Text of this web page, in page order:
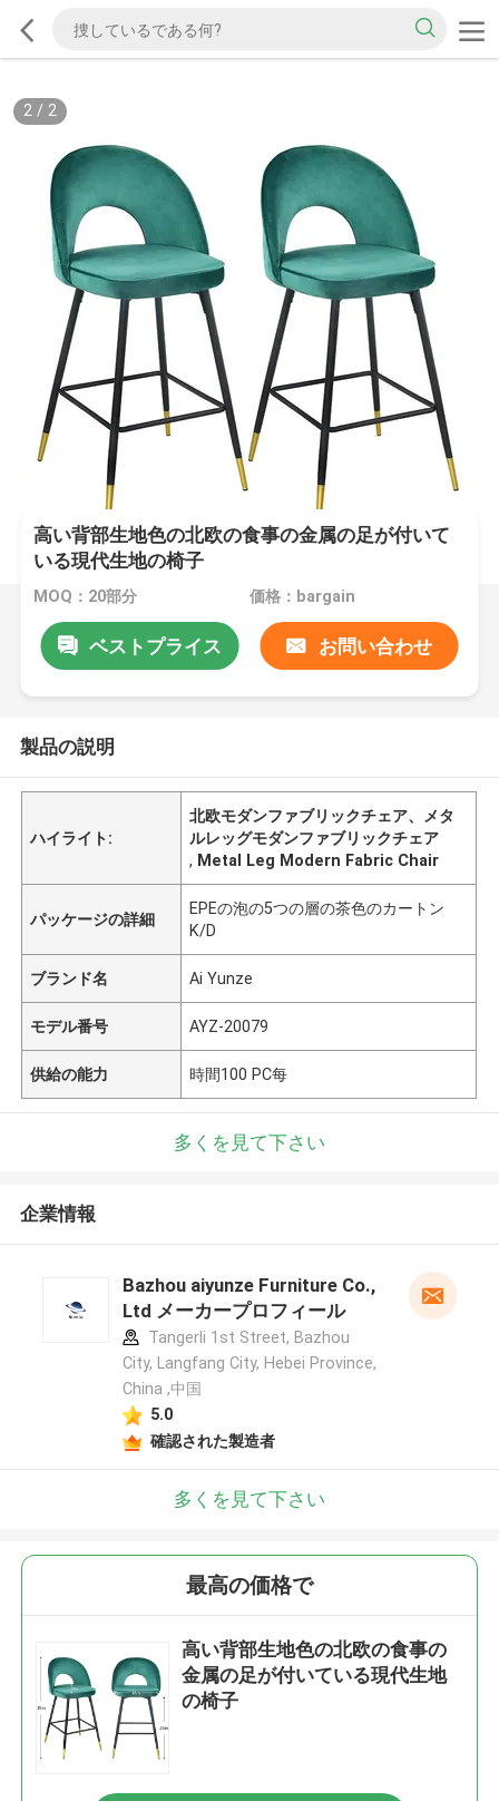
2/ 2
高い背部生地色の北欧の食事の金属の足が付いて
いる現代生地の椅子
MOQ：20部分 価格：bargain
ベストプライス お問い合わせ
製品の説明
ハイライト:
北欧モダンファブリックチェア、メタ
ルレッグモダンファブリックチェア
, Metal Leg Modern Fabric Chair
パッケージの詳細
EPEの泡の5つの層の茶色のカートン
K/D
ブランド名 Ai Yunze
モデル番号 AYZ-20079
供給の能力 時間100 PC每
多くを見て下さい
企業情報
Bazhou aiyunze Furniture Co.,
Ltd メーカープロフィール
Tangerli 1st Street, Bazhou
City, Langfang City, Hebei Province,
China ,中国
5.0
確認された製造者
多くを見て下さい
最高の価格で
高い背部生地色の北欧の食事の
金属の足が付いている現代生地
の椅子